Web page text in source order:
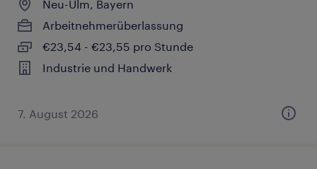
Neu-Ulm, Bayern
Arbeitnehmerüberlassung
€23,54 - €23,55 pro Stunde
Industrie und Handwerk
7. August 2026